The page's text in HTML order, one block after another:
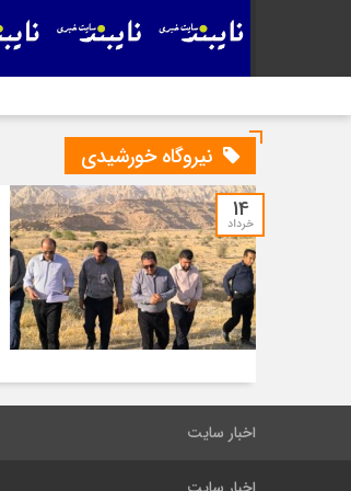
نیروگاه خورشیدی
14
خرداد
اخبار سایت